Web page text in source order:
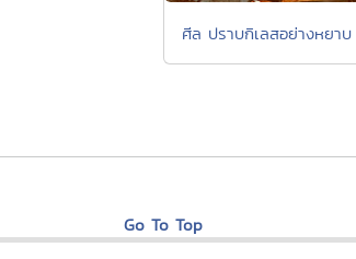
ศีล ปราบกิเลสอย่างหยาบ
Go To Top